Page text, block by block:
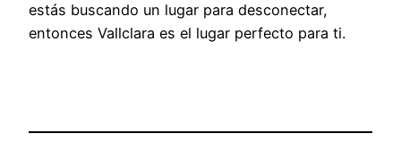
estás buscando un lugar para desconectar,
entonces Vallclara es el lugar perfecto para ti.